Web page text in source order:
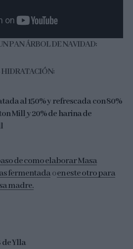
PAN ÁRBOL DE NAVIDAD:
HIDRATACIÓN:
al 150% y refrescada con 80%
Milly 20% de harina de
de como elaborar Masa
fermentadaoen este otro para
madre.
de Ylla